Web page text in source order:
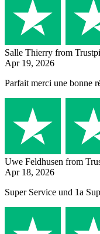
Salle Thierry from
Apr 19, 2026
Parfait merci une bonne
Uwe Feldhusen from
Apr 18, 2026
Super Service und 1a